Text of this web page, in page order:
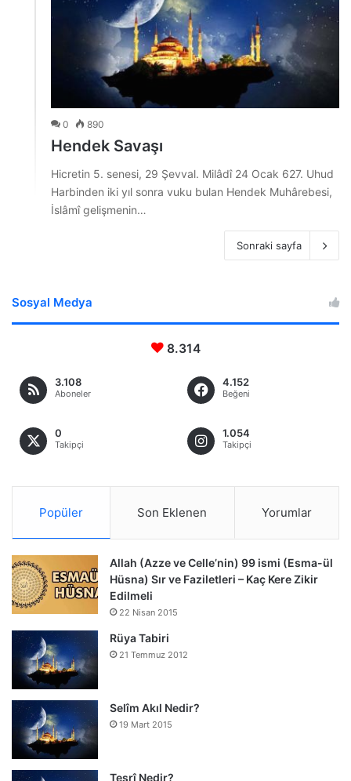
0 890
Hendek Savaşı
Hicretin 5. senesi, 29 Şevval. Milâdî 24 Ocak 627. Uhud
Harbinden iki yıl sonra vuku bulan Hendek Muhârebesi,
İslâmî gelişmenin…
Sonraki sayfa
Sosyal Medya
8.314
3.108
Aboneler
4.152
Beğeni
0
Takipçi
1.054
Takipçi
Popüler Son Eklenen Yorumlar
Allah (Azze ve Celle’nin) 99 ismi (Esma-ül
Hüsna) Sır ve Faziletleri – Kaç Kere Zikir
Edilmeli
22 Nisan 2015
Rüya Tabiri
21 Temmuz 2012
Selîm Akıl Nedir?
19 Mart 2015
Teşrî Nedir?